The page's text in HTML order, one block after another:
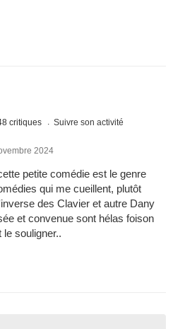
critiques Suivre son activité
2024
petite comédie est le genre
qui me cueillent, plutôt
des Clavier et autre Dany
et convenue sont hélas foison
le souligner..